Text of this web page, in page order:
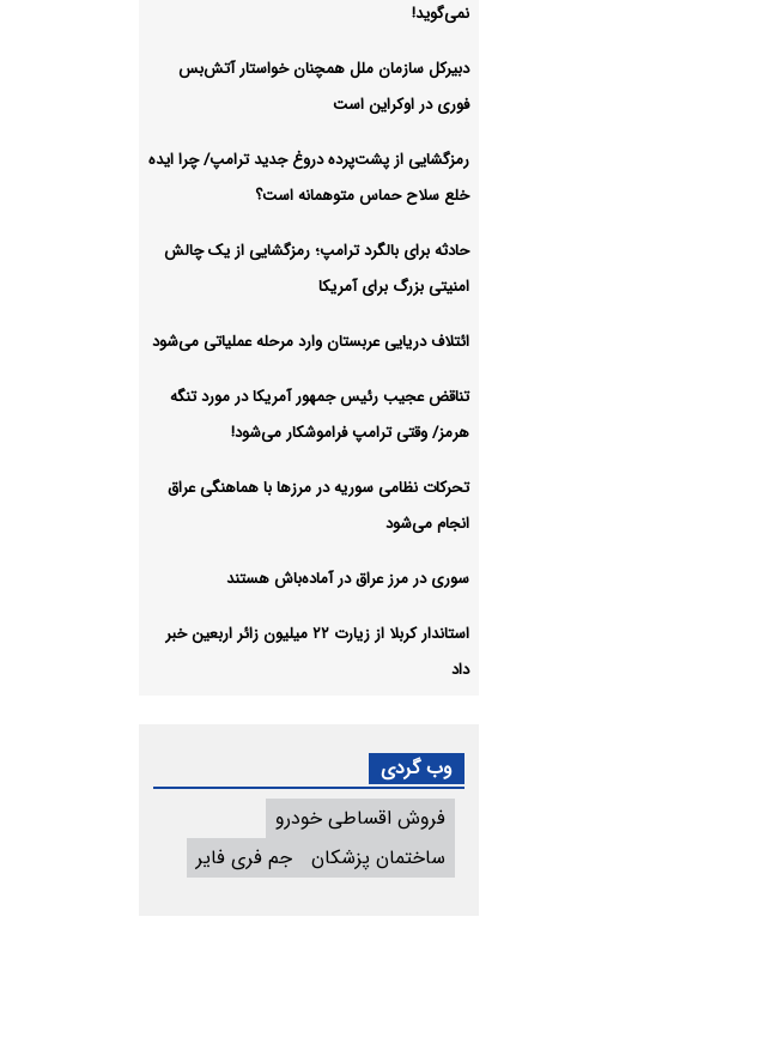
نمی‌گوید!
دبیرکل سازمان ملل همچنان خواستار آتش‌بس
فوری در اوکراین است
رمزگشایی از پشت‌پرده دروغ جدید ترامپ/ چرا ایده
خلع سلاح حماس متوهمانه است؟
حادثه برای بالگرد ترامپ؛ رمزگشایی از یک چالش
امنیتی بزرگ برای آمریکا
ائتلاف دریایی عربستان وارد مرحله عملیاتی می‌شود
تناقض عجیب رئیس جمهور آمریکا در مورد تنگه
هرمز/ وقتی ترامپ فراموشکار می‌شود!
تحرکات نظامی سوریه در مرزها با هماهنگی عراق
انجام می‌شود
سوری در مرز عراق در آماده‌باش هستند
استاندار کربلا از زیارت ۲۲ میلیون زائر اربعین خبر
داد
وب گردی
فروش اقساطی خودرو
ساختمان پزشکان
جم فری فایر